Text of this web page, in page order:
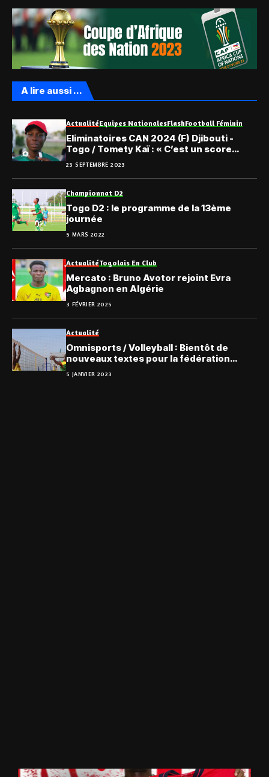
A lire aussi ...
ActualitéEquipes NationalesFlashFootball Féminin
Eliminatoires CAN 2024 (F) Djibouti -
Togo / Tomety Kaï : « C’est un score
encourageant »
23 SEPTEMBRE 2023
Championnat D2
Togo D2 : le programme de la 13ème
journée
5 MARS 2022
ActualitéTogolais En Club
Mercato : Bruno Avotor rejoint Evra
Agbagnon en Algérie
3 FÉVRIER 2025
Actualité
Omnisports / Volleyball : Bientôt de
nouveaux textes pour la fédération
nationale
5 JANVIER 2023